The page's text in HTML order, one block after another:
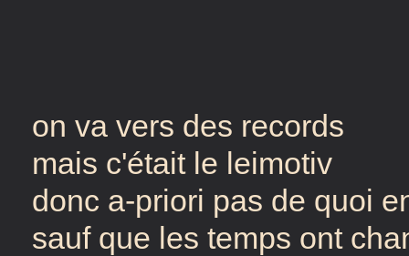
on va vers des records
mais c'était le leimotiv
donc a-priori pas de quoi
sauf que les temps ont